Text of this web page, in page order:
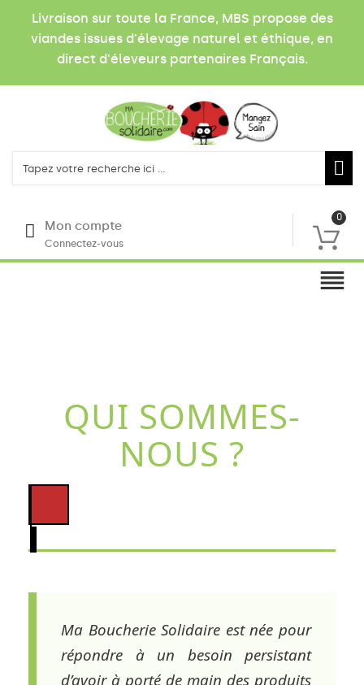
Livraison sur toute la France, MBS propose des
viandes issues d'élevage naturel et éthique, en
direct d'éleveurs partenaires Français.
Mon compte
Connectez-vous
0

QUI SOMMES-
NOUS ?
Ma Boucherie Solidaire est née pour
répondre à un besoin persistant
d’avoir à porté de main des produits